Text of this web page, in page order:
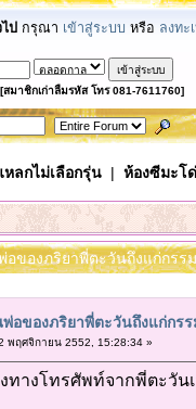
ป กรุณา เข้าสู่ระบบ หรือ ลงทะ
[สมาชิกเก่าลืมรหัส โทร 081-7611760]
ลกไม่เลือกรุ่น| ห้องซีมะโ
ของภริยาพี่ตะวันถึงแก่กรร
อของภริยาพี่ตะวันถึงแก่กรร
พฤศจิกายน 2552, 15:28:34 »
ทางโทรศัพท์จากพี่ตะวัน